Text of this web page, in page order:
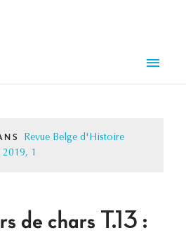
Revue Belge d'Histoire
2019, 1
de chars T.13 :